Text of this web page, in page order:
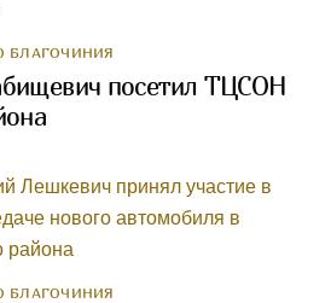
БЛАГОЧИНИЯ
посетил ТЦСОН
БЛАГОЧИНИЯ